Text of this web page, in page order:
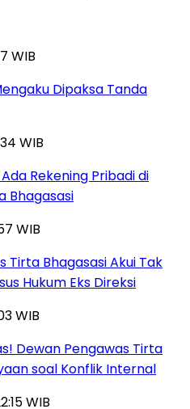
WIB
Dipaksa Tanda
WIB
Rekening Pribadi di
Bhagasasi
WIB
Tirta Bhagasasi Akui Tak
Hukum Eks Direksi
WIB
Dewan Pengawas Tirta
soal Konflik Internal
WIB